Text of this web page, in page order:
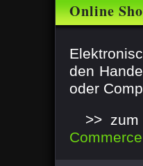
Online
den
oder
>> zum